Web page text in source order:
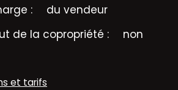
:
du vendeur
de la copropriété :
non
et tarifs